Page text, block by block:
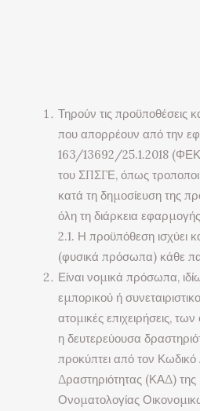
Τηρούν τις προϋποθέσεις
που απορρέουν από την
163/13692/25.1.2018
του ΣΠΣΓΕ, όπως
κατά τη δημοσίευση της
όλη τη διάρκεια
2.1. Η προϋπόθεση ισχύει
(φυσικά πρόσωπα) κάθε
Είναι νομικά πρόσωπα,
εμπορικού ή
ατομικές επιχειρήσεις,
η δευτερεύουσα
προκύπτει από τον
Δραστηριότητας (ΚΑΔ) της
Ονοματολογίας